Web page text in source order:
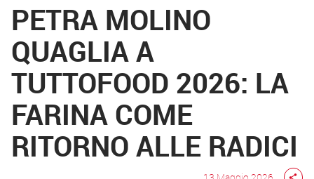
PETRA MOLINO
QUAGLIA A
TUTTOFOOD 2026: LA
FARINA COME
RITORNO ALLE RADICI